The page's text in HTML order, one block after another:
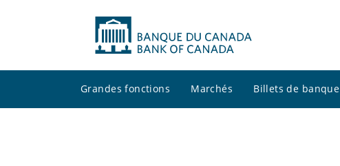
Grandes fonctions Marchés Billets de banque